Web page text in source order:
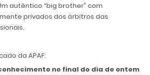
autêntico “big brother” com
privados dos árbitros das
da APAF:
no final do dia de ontem